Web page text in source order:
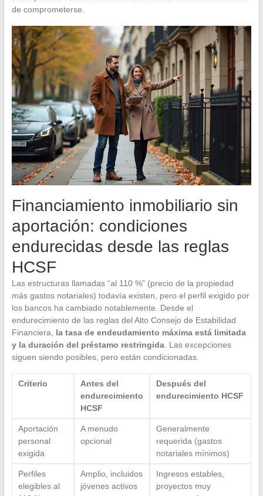
de comprometerse.
Financiamiento inmobiliario sin
aportación: condiciones
endurecidas desde las reglas
HCSF
Las estructuras llamadas “al 110 %” (precio de la propiedad
más gastos notariales) todavía existen, pero el perfil exigido por
los bancos ha cambiado notablemente. Desde el
endurecimiento de las reglas del Alto Consejo de Estabilidad
Financiera, la tasa de endeudamiento máxima está limitada
y la duración del préstamo restringida. Las excepciones
siguen siendo posibles, pero están condicionadas.
Criterio
Antes del
endurecimiento
HCSF
Después del
endurecimiento HCSF
Aportación
personal
exigida
A menudo
opcional
Generalmente
requerida (gastos
notariales mínimos)
Perfiles
elegibles al
Amplio, incluidos
jóvenes activos
Ingresos estables,
proyectos muy